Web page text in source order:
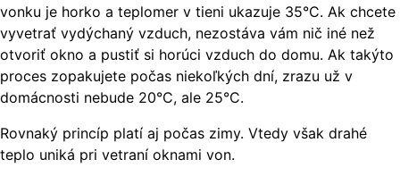
vonku je horko a teplomer v tieni ukazuje 35°C. Ak chcete
vyvetrať vydýchaný vzduch, nezostáva vám nič iné než
otvoriť okno a pustiť si horúci vzduch do domu. Ak takýto
proces zopakujete počas niekoľkých dní, zrazu už v
domácnosti nebude 20°C, ale 25°C.
Rovnaký princíp platí aj počas zimy. Vtedy však drahé
teplo uniká pri vetraní oknami von.